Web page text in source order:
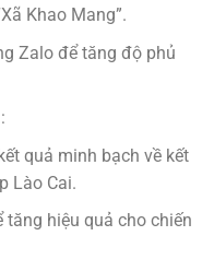
Khao Mang”.
Zalo để tăng độ phủ
:
quả minh bạch về kết
Lào Cai.
hiệu quả cho chiến